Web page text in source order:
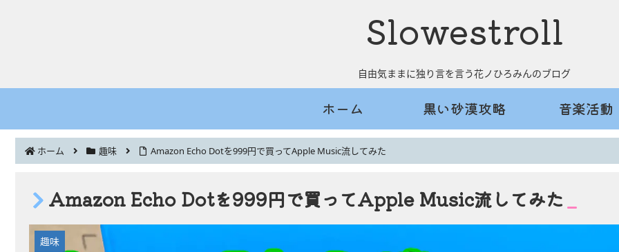
Slowestroll
自由気ままに独り言を言う花ノひろみんのブログ
ホーム 黒い砂漠攻略 音楽活動
ホーム 趣味 Amazon Echo Dotを999円で買ってApple Music流してみた
Amazon Echo Dotを999円で買ってApple Music流してみた
趣味